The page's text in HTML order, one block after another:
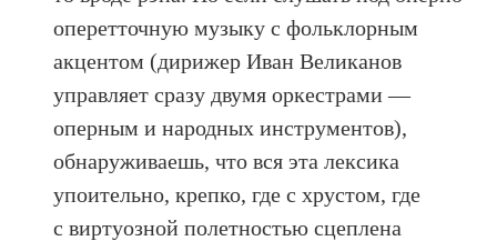
оперетточную музыку с фольклорным
акцентом (дирижер Иван Великанов
управляет сразу двумя оркестрами —
оперным и народных инструментов),
обнаруживаешь, что вся эта лексика
упоительно, крепко, где с хрустом, где
с виртуозной полетностью сцеплена